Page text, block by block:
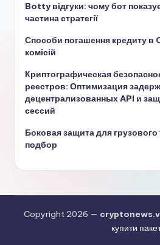
Botty відгуки: чому бот
частина стратегії
Способи погашення кредиту в
комісій
Криптографическая
реестров: Оптимизация
децентрализованных API и
сессий
Боковая защита для
подбор
Copyright 2026 —
купити